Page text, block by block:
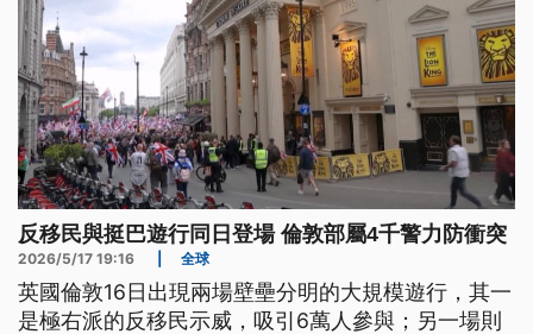
反移民與挺巴遊行同日登場 倫敦部屬4千警力防衝突
2026/5/17 19:16 全球
英國倫敦16日出現兩場壁壘分明的大規模遊行，其一
是極右派的反移民示威，吸引6萬人參與；另一場則